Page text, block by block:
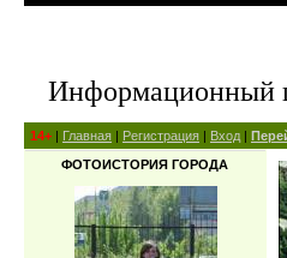
Информационный
14+ | Главная | Регистрация | Вход |
ФОТОИСТОРИЯ ГОРОДА